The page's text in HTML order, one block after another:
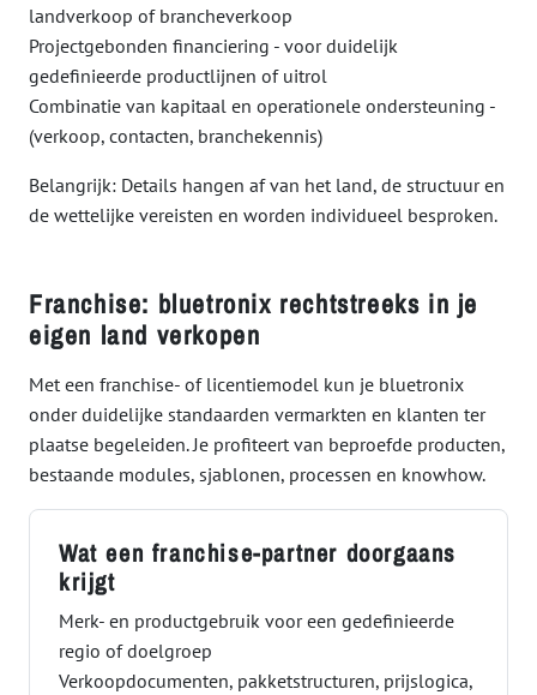
landverkoop of brancheverkoop
Projectgebonden financiering - voor duidelijk
gedefinieerde productlijnen of uitrol
Combinatie van kapitaal en operationele ondersteuning -
(verkoop, contacten, branchekennis)
Belangrijk: Details hangen af van het land, de structuur en
de wettelijke vereisten en worden individueel besproken.
Franchise: bluetronix rechtstreeks in je
eigen land verkopen
Met een franchise- of licentiemodel kun je bluetronix
onder duidelijke standaarden vermarkten en klanten ter
plaatse begeleiden. Je profiteert van beproefde producten,
bestaande modules, sjablonen, processen en knowhow.
Wat een franchise-partner doorgaans
krijgt
Merk- en productgebruik voor een gedefinieerde
regio of doelgroep
Verkoopdocumenten, pakketstructuren, prijslogica,